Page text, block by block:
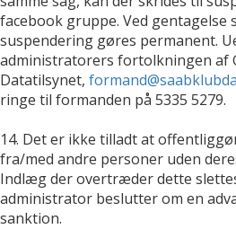
facebook gruppe. Ved gentagelse
suspendering gøres permanent.
administratorers fortolkningen af
Datatilsynet,
ringe til formanden på 5335 5279.
14. Det er ikke tilladt at
fra/med andre personer uden
Indlæg der overtræder dette
administrator beslutter om en
sanktion.